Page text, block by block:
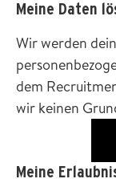
Meine Daten
Wir werden
dem
wir keinen
Meine